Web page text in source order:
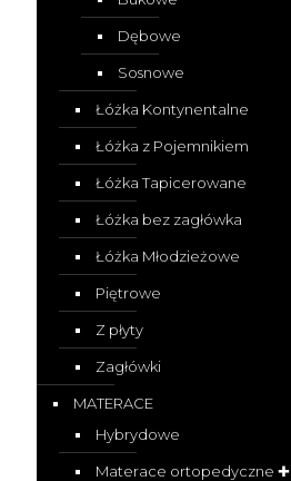
Dębowe
Sosnowe
Łóżka Kontynentalne
Łóżka z Pojemnikiem
Łóżka Tapicerowane
Łóżka bez zagłówka
Łóżka Młodzieżowe
Piętrowe
Z płyty
Zagłówki
MATERACE
Hybrydowe
Materace ortopedyczne ✚